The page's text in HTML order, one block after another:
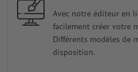
Avec notre éditeur en
facilement créer votre
Différents modèles de
disposition.